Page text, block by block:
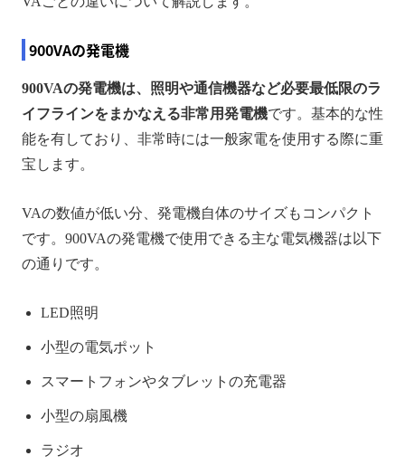
900VAの発電機
900VAの発電機は、照明や通信機器など必要最低限のラ
イフラインをまかなえる非常用発電機です。基本的な性
能を有しており、非常時には一般家電を使用する際に重
宝します。
VAの数値が低い分、発電機自体のサイズもコンパクト
です。900VAの発電機で使用できる主な電気機器は以下
の通りです。
LED照明
小型の電気ポット
スマートフォンやタブレットの充電器
小型の扇風機
ラジオ